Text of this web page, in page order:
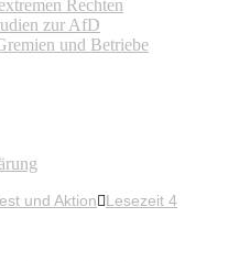
Rechten
zur AfD
und Betriebe
und Aktion
Lesezeit 4